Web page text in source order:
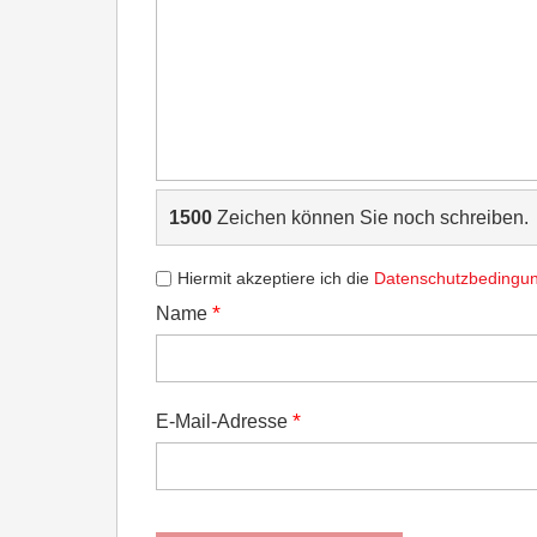
1500Zeichen können Sie noch schreiben.
Hiermit akzeptiere ich die
Name *
E-Mail-Adresse *